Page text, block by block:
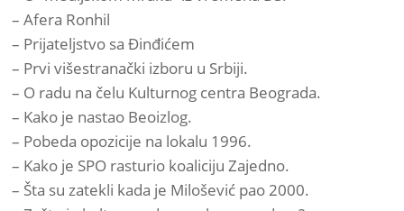
– Afera Ronhil
– Prijateljstvo sa Đinđićem
– Prvi višestranački izboru u Srbiji.
– O radu na čelu Kulturnog centra Beograda.
– Kako je nastao Beoizlog.
– Pobeda opozicije na lokalu 1996.
– Kako je SPO rasturio koaliciju Zajedno.
– Šta su zatekli kada je Milošević pao 2000.